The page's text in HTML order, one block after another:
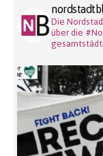
Die
über die